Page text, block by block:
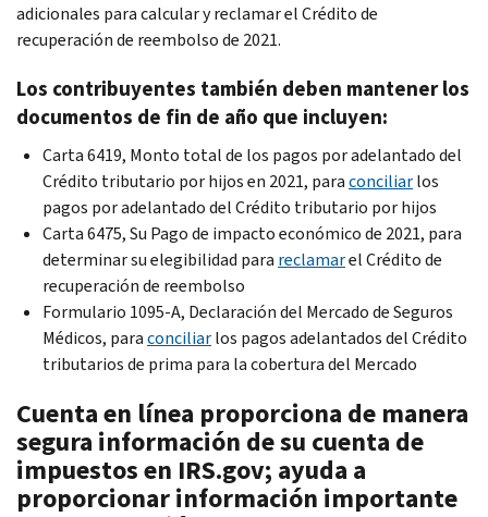
adicionales para calcular y reclamar el Crédito de
recuperación de reembolso de 2021.
Los contribuyentes también deben mantener los
documentos de fin de año que incluyen:
Carta 6419, Monto total de los pagos por adelantado del
Crédito tributario por hijos en 2021, paraconciliarlos
pagos por adelantado del Crédito tributario por hijos
Carta 6475, Su Pago de impacto económico de 2021, para
determinar su elegibilidad para reclamarel Crédito de
recuperación de reembolso
Formulario 1095-A, Declaración del Mercado de Seguros
Médicos, paraconciliarlos pagos adelantados del Crédito
tributarios de prima para la cobertura del Mercado
Cuenta en línea proporciona de manera
segura información de su cuenta de
impuestos en IRS.gov; ayuda a
proporcionar información importante